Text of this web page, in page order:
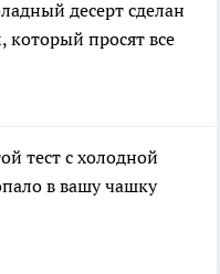
десерт сделан
который просят все
тест с холодной
в вашу чашку